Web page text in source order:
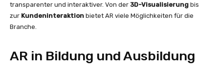
transparenter und interaktiver. Von der 3D-Visualisierung bis
zur Kundeninteraktion bietet AR viele Möglichkeiten für die
Branche.
AR in Bildung und Ausbildung